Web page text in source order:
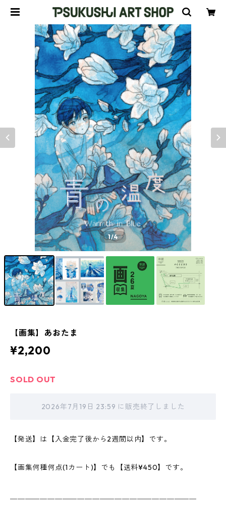
1/4
【画集】あおたま
¥2,200
SOLD OUT
2026年7月19日 23:59 に販売終了しました
【発送】は【入金完了後から2週間以内】です。
【画集何種何点(1カート)】でも【送料¥450】です。